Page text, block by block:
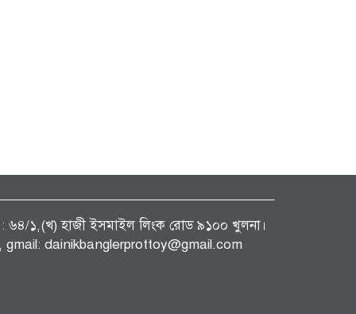
: ৬৪/১,(খ) হাজী ইসমাইল লিংক রোড ৯১০০ খুলনা।
dainikbanglerprottoy@gmail.com